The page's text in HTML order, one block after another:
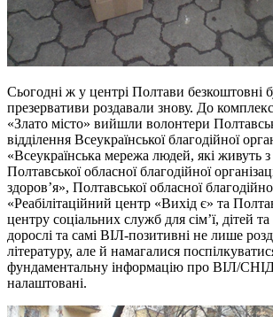
Сьогодні ж у центрі Полтави безкоштовні
презервативи роздавали знову. До
«Злато місто» вийшли волонтери
відділення Всеукраїнської благодійної
«Всеукраїнська мережа людей, які
Полтавської обласної благодійної
здоров’я», Полтавської обласної
«Реабілітаційний центр «Вихід є» та
центру соціальних служб для сім’ї, дітей
дорослі та самі ВІЛ-позитивні не лише
літературу, але й намагалися
фундаментальну інформацію про ВІЛ/
налаштовані.